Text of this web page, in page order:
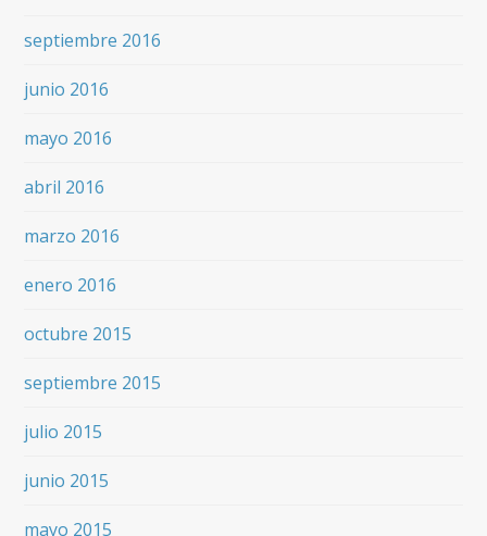
septiembre 2016
junio 2016
mayo 2016
abril 2016
marzo 2016
enero 2016
octubre 2015
septiembre 2015
julio 2015
junio 2015
mayo 2015